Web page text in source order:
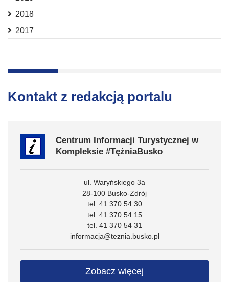
2018
2017
Kontakt z redakcją portalu
Centrum Informacji Turystycznej w
Kompleksie #TężniaBusko
ul. Waryńskiego 3a
28-100 Busko-Zdrój
tel. 41 370 54 30
tel. 41 370 54 15
tel. 41 370 54 31
informacja@teznia.busko.pl
Zobacz więcej